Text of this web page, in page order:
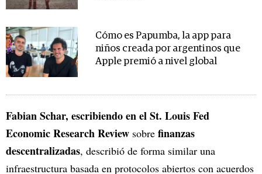
Cómo es Papumba, la app para
niños creada por argentinos que
Apple premió a nivel global
Fabian Schar, escribiendo en el St. Louis Fed
Economic Research Review sobre finanzas
descentralizadas, describió de forma similar una
infraestructura basada en protocolos abiertos con acuerdos